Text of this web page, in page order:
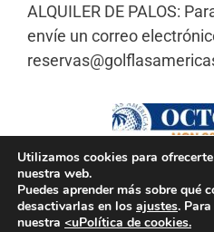
ALQUILER DE PALOS:
envíe un correo
AVISO LEGAL POLÍTICA
Utilizamos cookies para
nuestra web.
Puedes aprender más sobre qué
desactivarlas en los ajustes.
nuestra <uPolítica de cookies.